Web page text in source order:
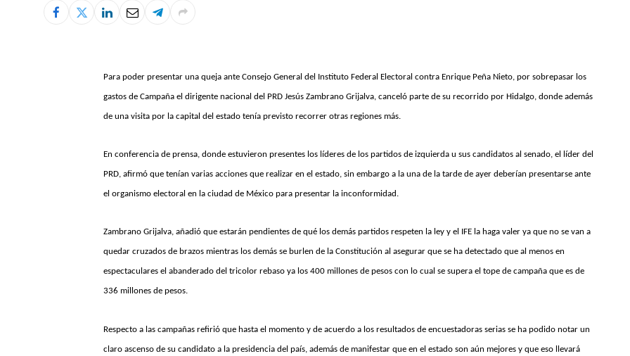
Para poder presentar una queja ante Consejo General del Instituto Federal Electoral contra Enrique Peña Nieto, por sobrepasar los
gastos de Campaña el dirigente nacional del PRD Jesús Zambrano Grijalva, canceló parte de su recorrido por Hidalgo, donde además
de una visita por la capital del estado tenía previsto recorrer otras regiones más.
En conferencia de prensa, donde estuvieron presentes los líderes de los partidos de izquierda u sus candidatos al senado, el líder del
PRD, afirmó que tenían varias acciones que realizar en el estado, sin embargo a la una de la tarde de ayer deberían presentarse ante
el organismo electoral en la ciudad de México para presentar la inconformidad.
Zambrano Grijalva, añadió que estarán pendientes de qué los demás partidos respeten la ley y el IFE la haga valer ya que no se van a
quedar cruzados de brazos mientras los demás se burlen de la Constitución al asegurar que se ha detectado que al menos en
espectaculares el abanderado del tricolor rebaso ya los 400 millones de pesos con lo cual se supera el tope de campaña que es de
336 millones de pesos.
Respecto a las campañas refirió que hasta el momento y de acuerdo a los resultados de encuestadoras serias se ha podido notar un
claro ascenso de su candidato a la presidencia del país, además de manifestar que en el estado son aún mejores y que eso llevará